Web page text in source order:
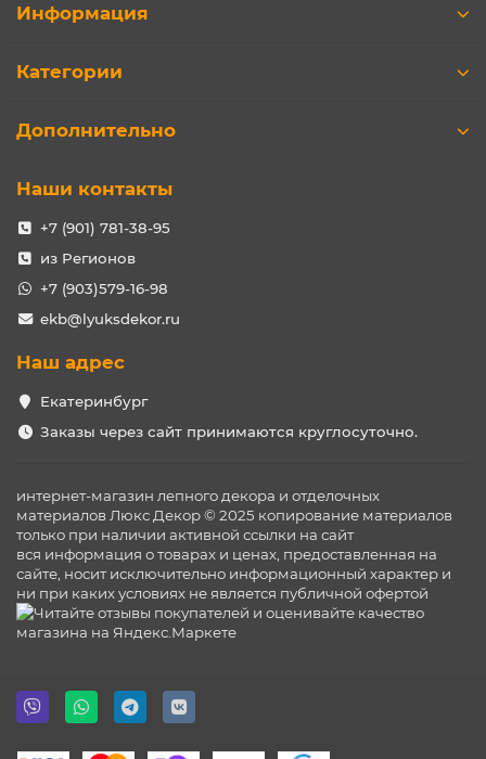
Информация
Категории
Дополнительно
Наши контакты
+7 (901) 781-38-95
из Регионов
+7 (903)579-16-98
ekb@lyuksdekor.ru
Наш адрес
Екатеринбург
Заказы через сайт принимаются круглосуточно.
интернет-магазин лепного декора и отделочных
материалов Люкс Декор © 2025 копирование материалов
только при наличии активной ссылки на сайт
вся информация о товарах и ценах, предоставленная на
сайте, носит исключительно информационный характер и
ни при каких условиях не является публичной офертой